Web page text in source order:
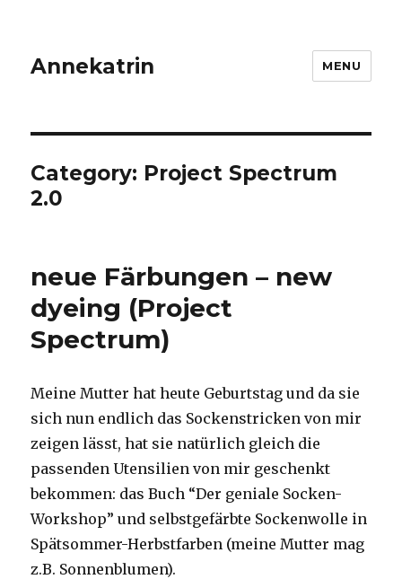
Annekatrin MENU
Category: Project Spectrum
2.0
neue Färbungen – new
dyeing (Project
Spectrum)
Meine Mutter hat heute Geburtstag und da sie
sich nun endlich das Sockenstricken von mir
zeigen lässt, hat sie natürlich gleich die
passenden Utensilien von mir geschenkt
bekommen: das Buch “Der geniale Socken-
Workshop” und selbstgefärbte Sockenwolle in
Spätsommer-Herbstfarben (meine Mutter mag
z.B. Sonnenblumen).